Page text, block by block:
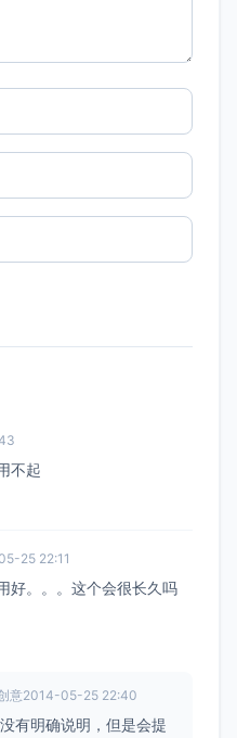
不起
25 22:11
好。。。这个会很长久吗
意2014-05-25 22:40
有明确说明，但是会提